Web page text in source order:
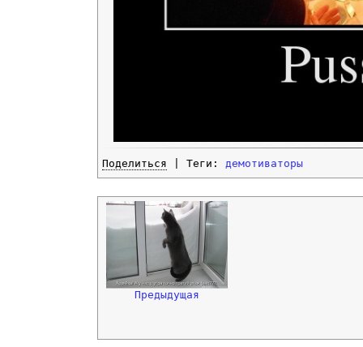
Поделиться | Теги: демотиваторы
Предыдущая